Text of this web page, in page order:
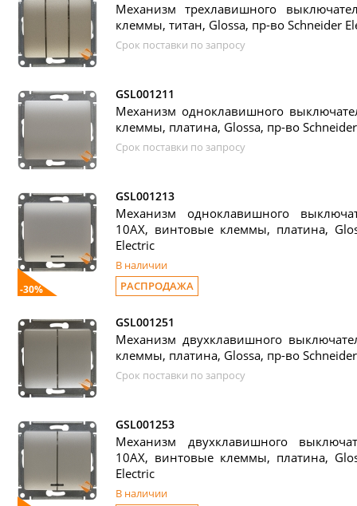
Механизм трехлавишного
клеммы, титан, Glossa, пр-во Schneider
Срок поставки по запросу
GSL001211
Механизм одноклавишного
клеммы, платина, Glossa, пр-во
Срок поставки по запросу
-30%
GSL001213
Механизм одноклавишного
10АХ, винтовые клеммы, платина,
Electric
В наличии
РАСПРОДАЖА
GSL001251
Механизм двухклавишного
клеммы, платина, Glossa, пр-во
Срок поставки по запросу
GSL001253
Механизм двухклавишного
10АХ, винтовые клеммы, платина,
Electric
В наличии